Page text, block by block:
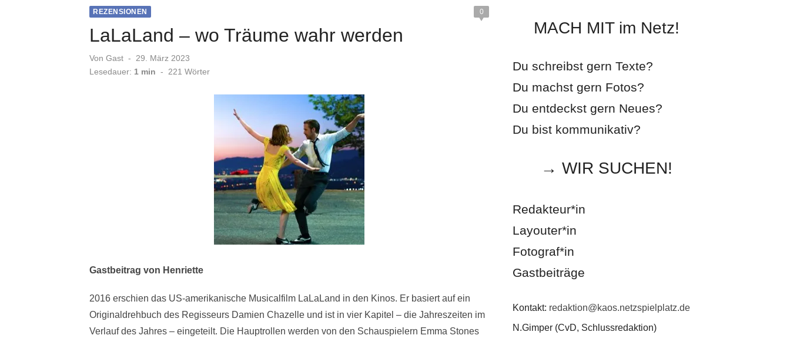
REZENSIONEN 0
LaLaLand – wo Träume wahr werden
Von Gast
Veröffentlicht
am
29. März 2023
Lesedauer: 1 min - 221 Wörter
Gastbeitrag von Henriette
2016 erschien das US-amerikanische Musicalfilm LaLaLand in den Kinos. Er basiert auf ein
Originaldrehbuch des Regisseurs Damien Chazelle und ist in vier Kapitel – die Jahreszeiten im
Verlauf des Jahres – eingeteilt. Die Hauptrollen werden von den Schauspielern Emma Stones
MACH MIT im Netz!
Du schreibst gern Texte?
Du machst gern Fotos?
Du entdeckst gern Neues?
Du bist kommunikativ?
→ WIR SUCHEN!
Redakteur*in
Layouter*in
Fotograf*in
Gastbeiträge
Kontakt: redaktion@kaos.netzspielplatz.de
N.Gimper (CvD, Schlussredaktion)